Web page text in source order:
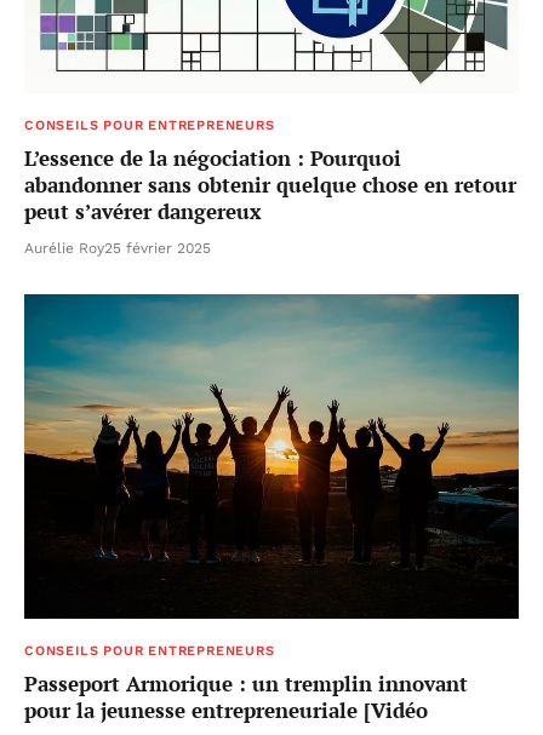
CONSEILS POUR ENTREPRENEURS
L’essence de la négociation : Pourquoi
abandonner sans obtenir quelque chose en retour
peut s’avérer dangereux
Aurélie Roy25 février 2025
CONSEILS POUR ENTREPRENEURS
Passeport Armorique : un tremplin innovant
pour la jeunesse entrepreneuriale [Vidéo